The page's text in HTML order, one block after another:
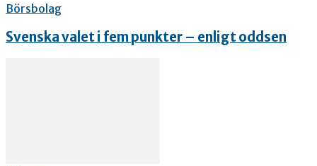
Börsbolag
Svenska valet i fem punkter – enligt oddsen